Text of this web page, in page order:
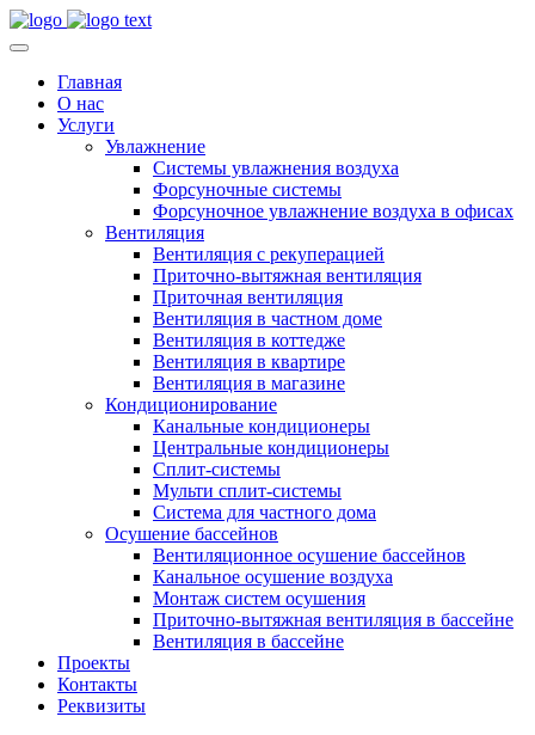
Главная
О нас
Услуги
Увлажнение
Системы увлажнения воздуха
Форсуночные системы
Форсуночное увлажнение воздуха в офисах
Вентиляция
Вентиляция с рекуперацией
Приточно-вытяжная вентиляция
Приточная вентиляция
Вентиляция в частном доме
Вентиляция в коттедже
Вентиляция в квартире
Вентиляция в магазине
Кондиционирование
Канальные кондиционеры
Центральные кондиционеры
Сплит-системы
Мульти сплит-системы
Система для частного дома
Осушение бассейнов
Вентиляционное осушение бассейнов
Канальное осушение воздуха
Монтаж систем осушения
Приточно-вытяжная вентиляция в бассейне
Вентиляция в бассейне
Проекты
Контакты
Реквизиты